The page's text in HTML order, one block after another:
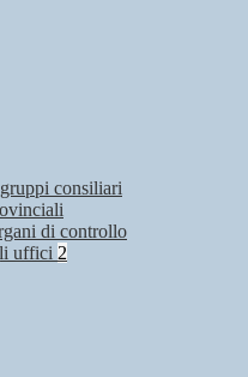
consiliari
di controllo
uffici 2